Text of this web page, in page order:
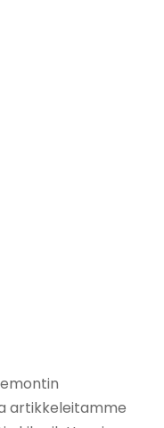
artikkeleitamme